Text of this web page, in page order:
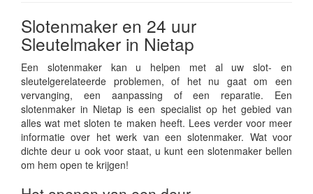
Slotenmaker en 24 uur
Sleutelmaker in Nietap
Een slotenmaker kan u helpen met al uw slot- en
sleutelgerelateerde problemen, of het nu gaat om een
vervanging, een aanpassing of een reparatie. Een
slotenmaker in Nietap is een specialist op het gebied van
alles wat met sloten te maken heeft. Lees verder voor meer
informatie over het werk van een slotenmaker. Wat voor
dichte deur u ook voor staat, u kunt een slotenmaker bellen
om hem open te krijgen!